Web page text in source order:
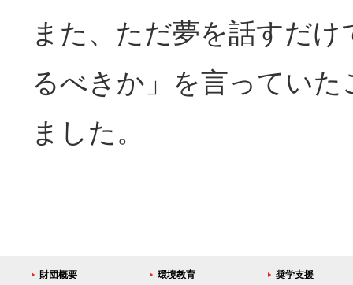
また、ただ夢を話すだ
るべきか」を言ってい
ました。
財団概要 環境教育 奨学支援